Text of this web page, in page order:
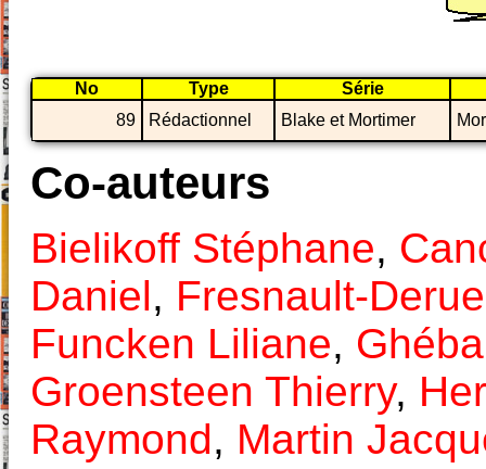
No Type
Série
89
Rédactionnel Blake et Mortimer
Co-auteurs
Bielikoff Stéphane,
Daniel, Fresnault-
Funcken Liliane,
Groensteen Thierry,
Raymond, Martin